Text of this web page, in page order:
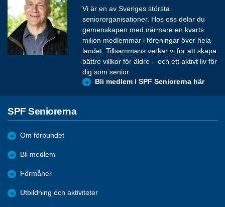
Vi är en av Sveriges största
seniororganisationer. Hos oss delar du
gemenskapen med närmare en kvarts
miljon medlemmar i föreningar över hela
landet. Tillsammans verkar vi för att skapa
bättre villkor för äldre – och ett aktivt liv för
dig som senior.
Bli medlem i SPF Seniorerna här
SPF Seniorerna
Om förbundet
Bli medlem
Förmåner
Utbildning och aktiviteter